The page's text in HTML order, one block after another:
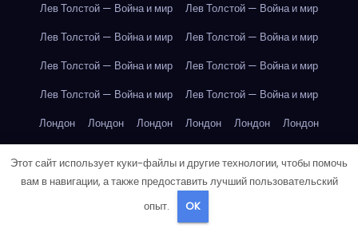
Лев Толстой — Война и мир
Лев Толстой — Война и мир
Лев Толстой — Война и мир
Лев Толстой — Война и мир
Лев Толстой — Война и мир
Лев Толстой — Война и мир
Лев Толстой — Война и мир
Лев Толстой — Война и мир
Лондон
Лондон Лондон Лондон Лондон
Лондон
Лондон
Лондон Лондон Лондон Лондон
Лондон
Лондон Лондон
Этот сайт использует куки-файлы и другие технологии, чтобы помочь
вам в навигации, а также предоставить лучший пользовательский
опыт.
OK